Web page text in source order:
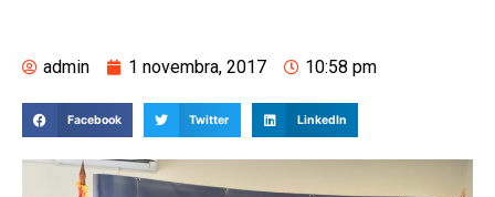
admin 1 novembra, 2017 10:58 pm
Facebook Twitter LinkedIn